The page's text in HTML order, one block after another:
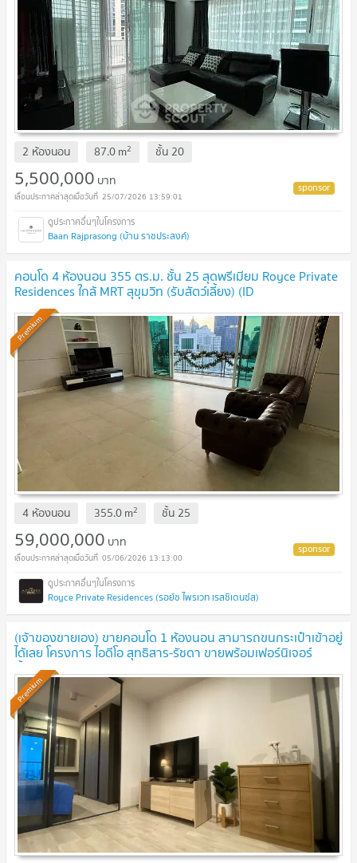
2 ห้องนอน 87.0m2 ชั้น 20
5,500,000 บาท
25/07/2026 13:59:01
Baan Rajprasong (บ้าน ราชประสงค์)
คอนโด 4 ห้องนอน 355 ตร.ม. ชั้น 25 สุดพรีเมียม Royce Private
Residences ใกล้ MRT สุขุมวิท (รับสัตว์เลี้ยง) (ID
1404323)
Premium
4 ห้องนอน 355.0m2 ชั้น 25
59,000,000 บาท
05/06/2026 13:13:00
Royce Private Residences (รอย์ช ไพรเวท เรสซิเดนซ์ส)
(เจ้าของขายเอง) ขายคอนโด 1 ห้องนอน สามารถขนกระเป๋าเข้าอยู่
ได้เลย โครงการ ไอดีโอ สุทธิสาร-รัชดา ขายพร้อมเฟอร์นิเจอร์
ทั้งหมด สภาพห้องดีมาก
Premium